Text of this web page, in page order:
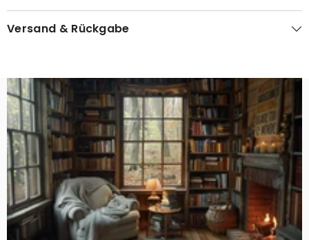
Versand & Rückgabe